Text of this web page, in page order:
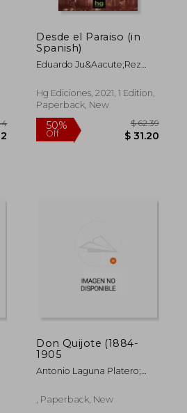
$ 106.44
Desde el Paraiso (in
Spanish)
Eduardo Ju&Aacute;Rez
Hg Ediciones, 2021, 1 Edition,
Paperback, New
50%
Don Quijote (1884-
1905
Antonio Laguna Platero;
Gallego; Luis M Sujatovich
, Paperback, New